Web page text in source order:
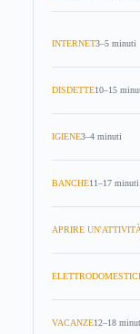
INTERNET3–5 minuti
DISDETTE10–15
IGIENE3–4 minuti
BANCHE11–17 minuti
APRIRE
ELETTRODOMESTICI
VACANZE12–18